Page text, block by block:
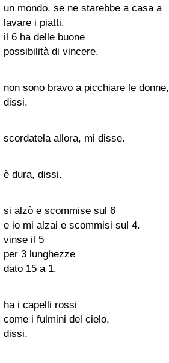
un mondo. se ne starebbe a casa a
lavare i piatti.
il 6 ha delle buone
possibilità di vincere.
non sono bravo a picchiare le donne,
dissi.
scordatela allora, mi disse.
è dura, dissi.
si alzò e scommise sul 6
e io mi alzai e scommisi sul 4.
vinse il 5
per 3 lunghezze
dato 15 a 1.
ha i capelli rossi
come i fulmini del cielo,
dissi.